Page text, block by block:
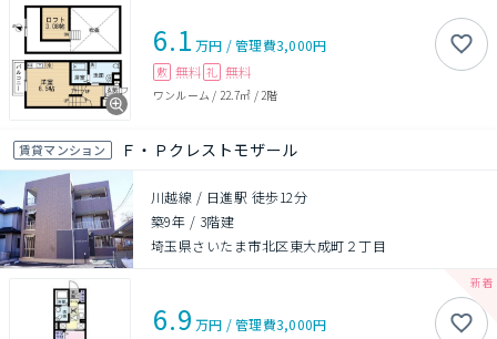
6.1 万円 /管理費3,000円
敷 無料 礼 無料
ワンルーム / 22.7㎡ / 2階
賃貸マンション Ｆ・Ｐクレストモザール
川越線 / 日進駅 徒歩12分
築9年 / 3階建
埼玉県さいたま市北区東大成町２丁目
6.9 万円 /管理費3,000円